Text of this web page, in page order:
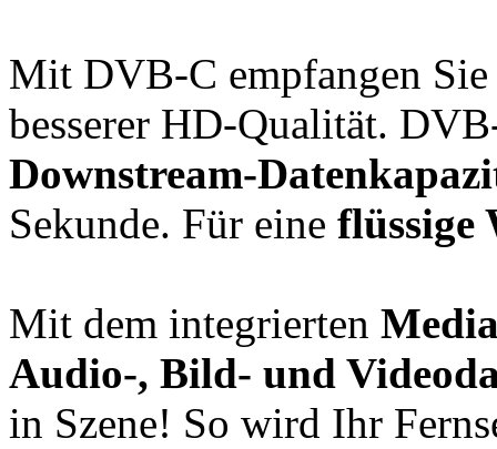
Mit DVB-C empfangen
besserer HD-Qualität.
Downstream-
Sekunde. Für eine flüssige
Mit dem integrierten
Audio-, Bild- und
in Szene! So wird Ihr